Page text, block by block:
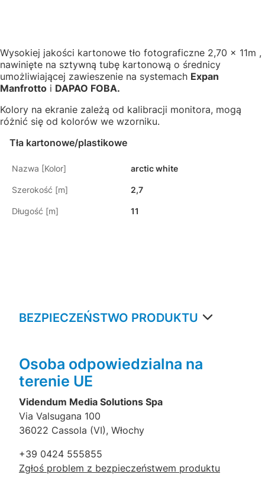
Wysokiej jakości kartonowe tło fotograficzne 2,70 x 11m ,
nawinięte na sztywną tubę kartonową o średnicy
umożliwiającej zawieszenie na systemach Expan
Manfrotto i DAPAO FOBA.
Kolory na ekranie zależą od kalibracji monitora, mogą
różnić się od kolorów we wzorniku.
Tła kartonowe/plastikowe
Nazwa [Kolor] arctic white
Szerokość [m] 2,7
Długość [m] 11
BEZPIECZEŃSTWO PRODUKTU
Osoba odpowiedzialna na
terenie UE
Videndum Media Solutions Spa
Via Valsugana 100
36022 Cassola (VI), Włochy
+39 0424 555855
Zgłoś problem z bezpieczeństwem produktu